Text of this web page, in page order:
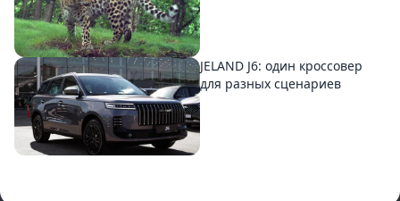
JELAND J6: один кроссовер
для разных сценариев